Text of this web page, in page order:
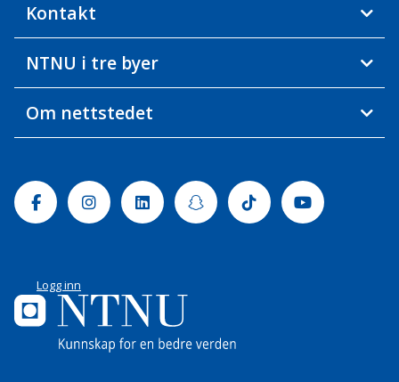
Kontakt
NTNU i tre byer
Om nettstedet
FacebookInstagramLinkedinSnapchatTiktok Youtube
Logg inn